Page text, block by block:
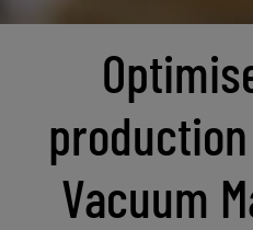
Vacuum